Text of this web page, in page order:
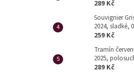
289 Kč
Souvignier
2024, sladké,
259 Kč
Tramín
2025,
289 Kč